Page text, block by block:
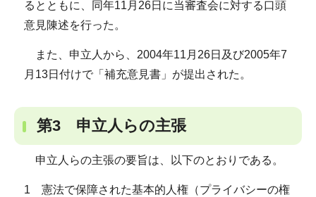
るとともに、同年11月26日に当審査会に対する口頭
意見陳述を行った。
また、申立人から、2004年11月26日及び2005年7
月13日付けで「補充意見書」が提出された。
第3 申立人らの主張
申立人らの主張の要旨は、以下のとおりである。
1 憲法で保障された基本的人権（プライバシーの権